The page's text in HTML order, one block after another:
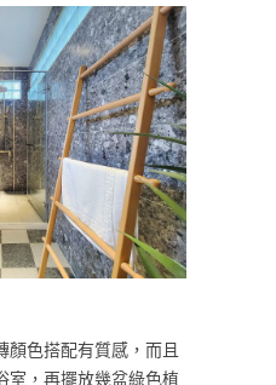
顏色搭配有質感，而且
室，再擺放幾盆綠色植